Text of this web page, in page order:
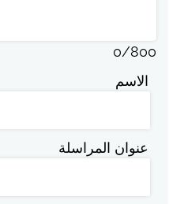
0/800
الاسم
عنوان المراسلة